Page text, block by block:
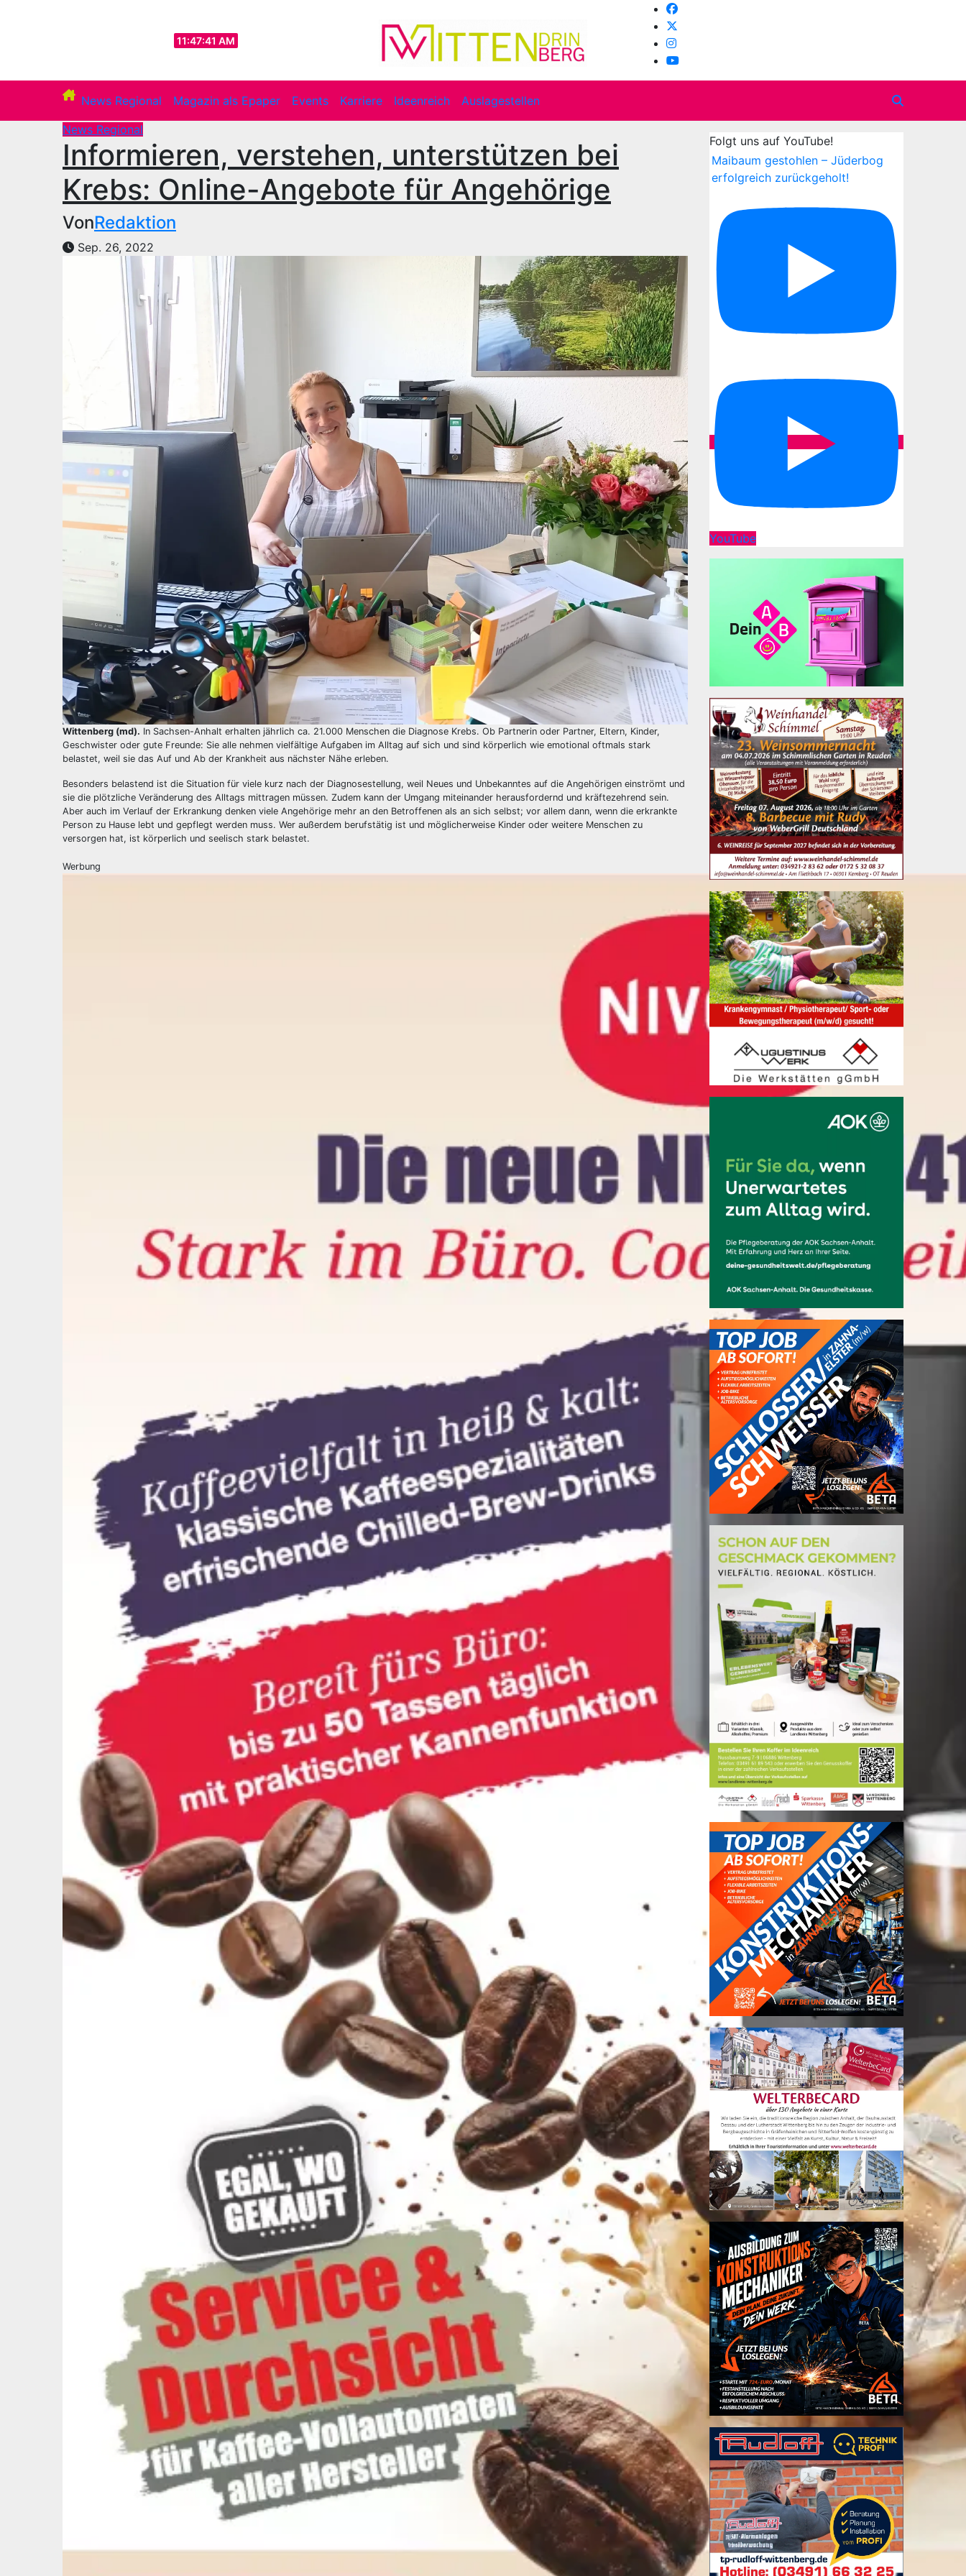
11:47:43 AM
News Regional Magazin als Epaper Events Karriere Ideenreich
Auslagestellen
News Regional
Informieren, verstehen, unterstützen bei
Krebs: Online-Angebote für Angehörige
VonRedaktion
Sep. 26, 2022
Wittenberg (md). In Sachsen-Anhalt erhalten jährlich ca. 21.000 Menschen die Diagnose Krebs. Ob Partnerin oder Partner, Eltern, Kinder,
Geschwister oder gute Freunde: Sie alle nehmen vielfältige Aufgaben im Alltag auf sich und sind körperlich wie emotional oftmals stark
belastet, weil sie das Auf und Ab der Krankheit aus nächster Nähe erleben.
Besonders belastend ist die Situation für viele kurz nach der Diagnosestellung, weil Neues und Unbekanntes auf die Angehörigen einströmt und
sie die plötzliche Veränderung des Alltags mittragen müssen. Zudem kann der Umgang miteinander herausfordernd und kräftezehrend sein.
Aber auch im Verlauf der Erkrankung denken viele Angehörige mehr an den Betroffenen als an sich selbst; vor allem dann, wenn die erkrankte
Person zu Hause lebt und gepflegt werden muss. Wer außerdem berufstätig ist und möglicherweise Kinder oder weitere Menschen zu
versorgen hat, ist körperlich und seelisch stark belastet.
Werbung
Folgt uns auf YouTube!
Maibaum gestohlen – Jüderbog
erfolgreich zurückgeholt!
YouTube